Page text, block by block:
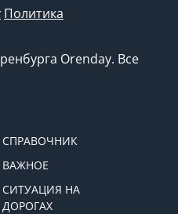
Политика
Orenday. Все
СПРАВОЧНИК
ВАЖНОЕ
СИТУАЦИЯ НА
ДОРОГАХ